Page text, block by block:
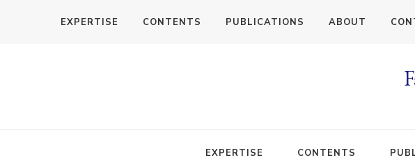
EXPERTISE CONTENTS PUBLICATIONS ABOUT
EXPERTISE CONTENTS